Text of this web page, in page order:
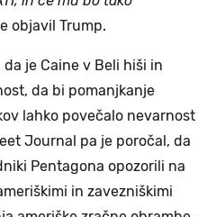
objavil Trump.
je Caine v Beli hiši in
da bi pomanjkanje
lahko povečalo nevarnost
Journal pa je poročal, da
Pentagona opozorili na
in zavezniškimi